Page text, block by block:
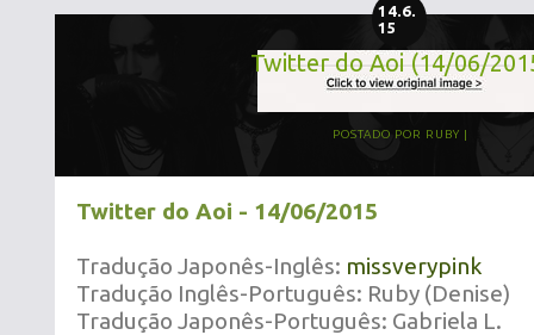
14.6.
15
Twitter do Aoi (14/06/
POSTADO POR RUBY
Twitter do Aoi - 14/06/2015
Tradução Japonês-Inglês: missverypink
Tradução Inglês-Português: Ruby (Denise)
Tradução Japonês-Português: Gabriela L.